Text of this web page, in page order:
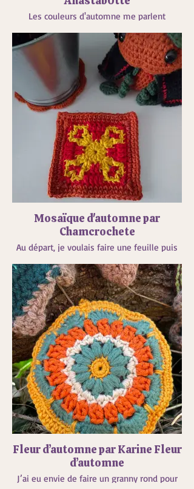
Les couleurs d'automne me parlent
Mosaïque d'automne par
Chamcrochete
Au départ, je voulais faire une feuille puis
Fleur d’automne par Karine Fleur
d’automne
J’ai eu envie de faire un granny rond pour